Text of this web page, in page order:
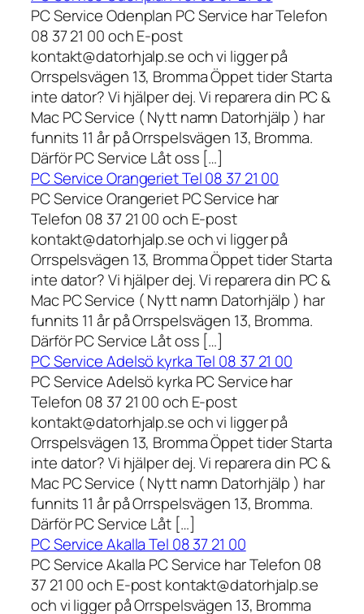
PC Service Odenplan PC Service har Telefon
08 37 21 00 och E-post
kontakt@datorhjalp.se och vi ligger på
Orrspelsvägen 13, Bromma Öppet tider Starta
inte dator? Vi hjälper dej. Vi reparera din PC &
Mac PC Service ( Nytt namn Datorhjälp ) har
funnits 11 år på Orrspelsvägen 13, Bromma.
Därför PC Service Låt oss […]
PC Service Orangeriet Tel 08 37 21 00
PC Service Orangeriet PC Service har
Telefon 08 37 21 00 och E-post
kontakt@datorhjalp.se och vi ligger på
Orrspelsvägen 13, Bromma Öppet tider Starta
inte dator? Vi hjälper dej. Vi reparera din PC &
Mac PC Service ( Nytt namn Datorhjälp ) har
funnits 11 år på Orrspelsvägen 13, Bromma.
Därför PC Service Låt oss […]
PC Service Adelsö kyrka Tel 08 37 21 00
PC Service Adelsö kyrka PC Service har
Telefon 08 37 21 00 och E-post
kontakt@datorhjalp.se och vi ligger på
Orrspelsvägen 13, Bromma Öppet tider Starta
inte dator? Vi hjälper dej. Vi reparera din PC &
Mac PC Service ( Nytt namn Datorhjälp ) har
funnits 11 år på Orrspelsvägen 13, Bromma.
Därför PC Service Låt […]
PC Service Akalla Tel 08 37 21 00
PC Service Akalla PC Service har Telefon 08
37 21 00 och E-post kontakt@datorhjalp.se
och vi ligger på Orrspelsvägen 13, Bromma